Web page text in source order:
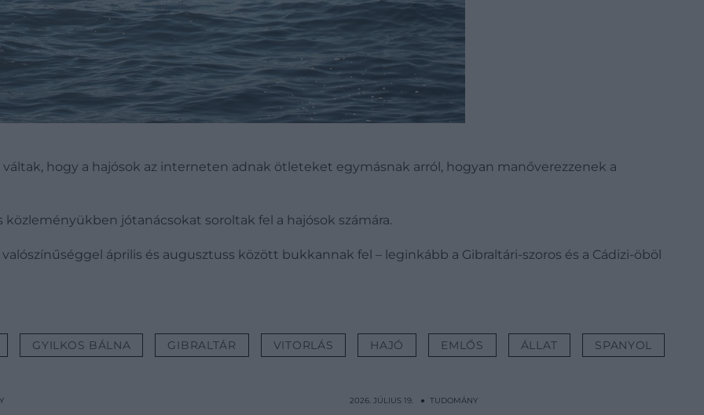
hogy a hajósok az interneten adnak ötleteket egymásnak arról, hogyan manőverezzenek a
jótanácsokat soroltak fel a hajósok számára.
április és augusztuss között bukkannak fel – leginkább a Gibraltári-szoros és a Cádizi-öböl
GYILKOS BÁLNA GIBRALTÁR VITORLÁS HAJÓ EMLŐS ÁLLAT SPANYOL
2026. JÚLIUS 19. ● TUDOMÁNY